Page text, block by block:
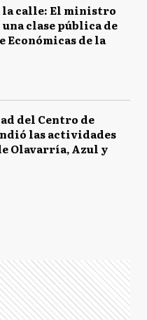
la calle: El ministro
clase pública de
Económicas de la
del Centro de
las actividades
Olavarría, Azul y